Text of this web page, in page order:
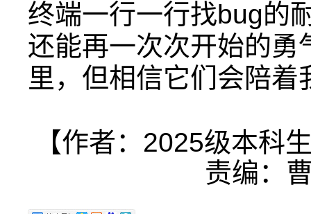
终端一行一行找bug的
还能再一次次开始的勇
里，但相信它们会陪着
【作者：2025级本科
责编：